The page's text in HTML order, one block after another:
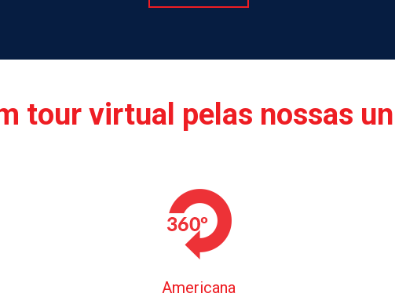
tour virtual pelas nossas
Americana